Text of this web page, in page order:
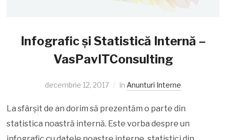
Infografic și Statistică Internă –
VasPavITConsulting
decembrie 12, 2017 în Anunturi Interne
La sfârșit de an dorim să prezentăm o parte din
statistica noastră internă. Este vorba despre un